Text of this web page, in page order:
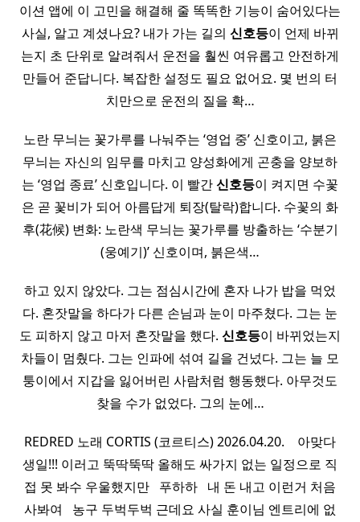
이션 앱에 이 고민을 해결해 줄 똑똑한 기능이 숨어있다는
사실, 알고 계셨나요? 내가 가는 길의 신호등이 언제 바뀌
는지 초 단위로 알려줘서 운전을 훨씬 여유롭고 안전하게
만들어 준답니다. 복잡한 설정도 필요 없어요. 몇 번의 터
치만으로 운전의 질을 확…
노란 무늬는 꽃가루를 나눠주는 ‘영업 중’ 신호이고, 붉은
무늬는 자신의 임무를 마치고 양성화에게 곤충을 양보하
는 ‘영업 종료’ 신호입니다. 이 빨간신호등이 켜지면 수꽃
은 곧 꽃비가 되어 아름답게 퇴장(탈락)합니다. 수꽃의 화
후(花候) 변화: 노란색 무늬는 꽃가루를 방출하는 ‘수분기
(웅예기)’ 신호이며, 붉은색…
하고 있지 않았다. 그는 점심시간에 혼자 나가 밥을 먹었
다. 혼잣말을 하다가 다른 손님과 눈이 마주쳤다. 그는 눈
도 피하지 않고 마저 혼잣말을 했다. 신호등이 바뀌었는지
차들이 멈췄다. 그는 인파에 섞여 길을 건넜다. 그는 늘 모
퉁이에서 지갑을 잃어버린 사람처럼 행동했다. 아무것도
찾을 수가 없었다. 그의 눈에…
REDRED 노래 CORTIS (코르티스) 2026.04.20. ​ ​ ​ 아맞다
생일!!! 이러고 뚝딱뚝딱 올해도 싸가지 없는 일정으로 직
접 못 봐수 우울했지만 ​ ​ 푸하하 ​ ​ 내 돈 내고 이런거 처음
사봐여 ​ ​ 농구 두벅두벅 근데요 사실 훈이님 엔트리에 없